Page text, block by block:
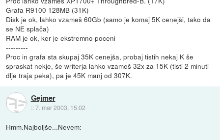
Grafa R9100 128MB (31K)
Disk je ok, lahko vzameš 60Gb (samo je komaj 5K cenejši, tako da
se NE splača)
RAM je ok, ker je ekstremno poceni
---------
Proc in grafa sta skupaj 35K cenejša, probaj tistih nekaj K še
spraskat nekje, še writerja lahko vzameš 32x za 15K (tisti 2 minuti
dlje traja peka), pa je 45K manj od 307K.
Gejmer
::7. mar 2003, 15:02
Hmm.Najboljše...Nevem: